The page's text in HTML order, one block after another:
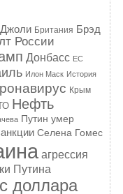
Британия Брэд
России
Донбасс ЕС
Илон Маск История
Крым
Нефть
Путин умер
Селена Гомес
агрессия
Путина
доллара